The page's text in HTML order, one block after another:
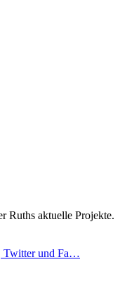
Ruths aktuelle Projekte.
Twitter und Fa…